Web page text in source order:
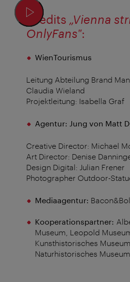
Credits „Vienna
OnlyFans‟:
WienTourismus
Leitung Abteilung Brand
Claudia Wieland
Projektleitung: Isabella Graf
Agentur: Jung von Matt
Creative Director: Michael
Art Director: Denise
Design Digital: Julian Frener
Photographer Outdoor-
Mediaagentur:
Kooperationspartner:
Museum, Leopold
Kunsthistorisches Museum,
Naturhistorisches Museum